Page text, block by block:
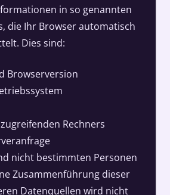
in so genannten
die Ihr Browser automatisch
Dies sind:
Browserversion
Rechners
nicht bestimmten Personen
Zusammenführung dieser
Datenquellen wird nicht